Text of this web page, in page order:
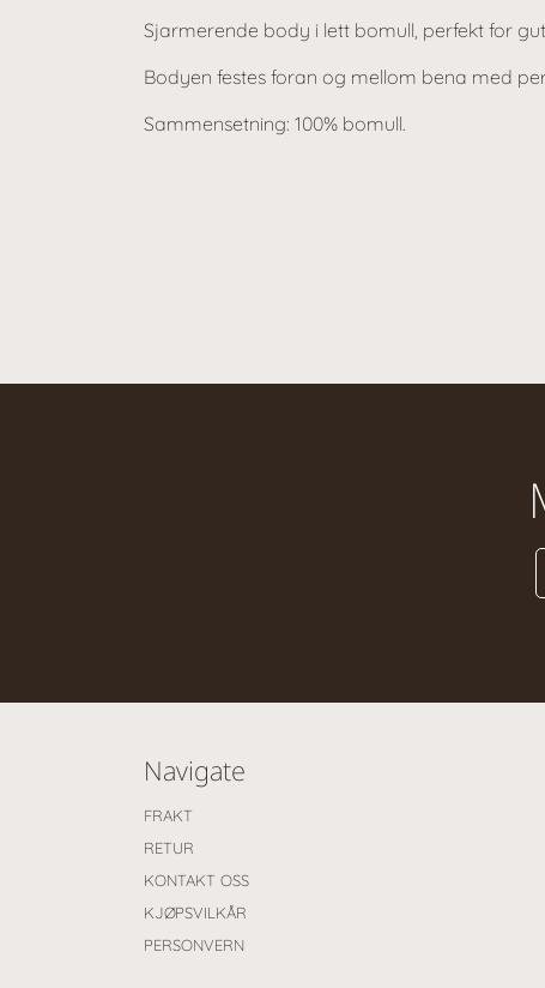
Sjarmerende body i lett bomull, perfekt for
Bodyen festes foran og mellom bena med
Sammensetning: 100% bomull.
Navigate
FRAKT
RETUR
KONTAKT OSS
KJØPSVILKÅR
PERSONVERN